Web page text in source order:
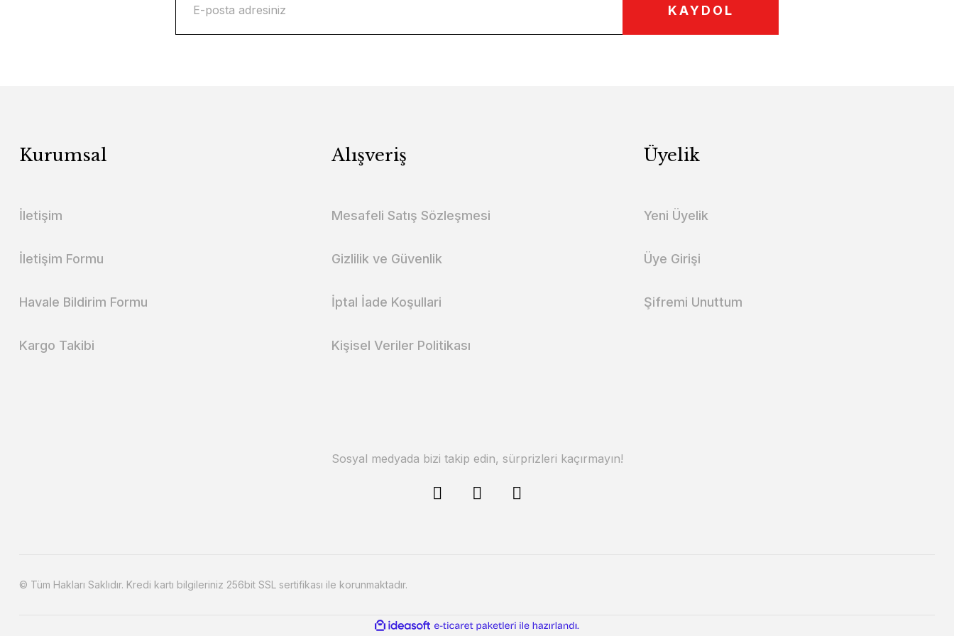
KAYDOL
Kurumsal
İletişim
İletişim Formu
Havale Bildirim Formu
Kargo Takibi
Alışveriş
Mesafeli Satış Sözleşmesi
Gizlilik ve Güvenlik
İptal İade Koşullari
Kişisel Veriler Politikası
Üyelik
Yeni Üyelik
Üye Girişi
Şifremi Unuttum
Sosyal medyada bizi takip edin, sürprizleri kaçırmayın!
© Tüm Hakları Saklıdır. Kredi kartı bilgileriniz 256bit SSL sertifikası ile korunmaktadır.
ideasoft
e-